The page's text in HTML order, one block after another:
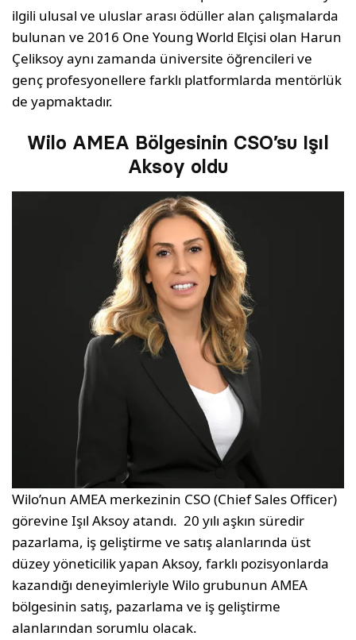
ilgili ulusal ve uluslar arası ödüller alan çalışmalarda
bulunan ve 2016 One Young World Elçisi olan Harun
Çeliksoy aynı zamanda üniversite öğrencileri ve
genç profesyonellere farklı platformlarda mentörlük
de yapmaktadır.
Wilo AMEA Bölgesinin CSO’su Işıl
Aksoy oldu
Wilo’nun AMEA merkezinin CSO (Chief Sales Officer)
görevine Işıl Aksoy atandı. 20 yılı aşkın süredir
pazarlama, iş geliştirme ve satış alanlarında üst
düzey yöneticilik yapan Aksoy, farklı pozisyonlarda
kazandığı deneyimleriyle Wilo grubunun AMEA
bölgesinin satış, pazarlama ve iş geliştirme
alanlarından sorumlu olacak.